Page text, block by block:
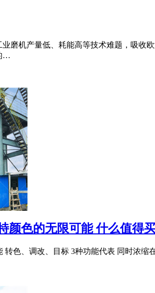
磨机产量低、耗能高等技术难题，吸
…
颜色的无限可能 什么值得
转色、调改、目标 3种功能代表 同时浓